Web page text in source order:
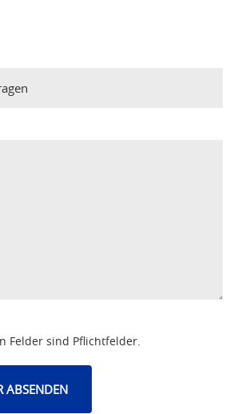
Felder sind Pflichtfelder.